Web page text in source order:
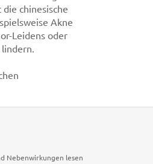
chinesische
Akne
Leidens oder
Nebenwirkungen lesen